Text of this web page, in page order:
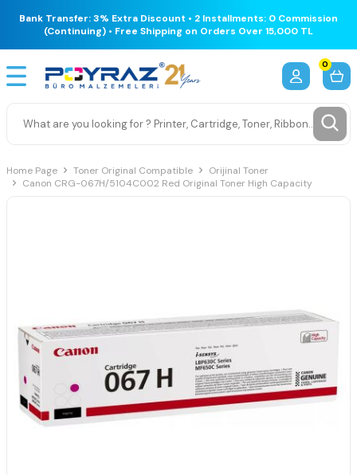
Bank Transfer: 3% Extra Discount • 2 Installments: 0 Commission
(Continuing) • Free Shipping on Orders Over 15,000 TL
0
Home Page Toner Original Compatible
Orijinal Toner
Canon CRG-067H/5104C002 Red Original Toner High Capacity